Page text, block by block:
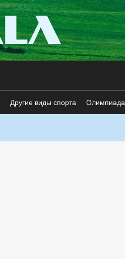
Другие виды спорта Олимпиада